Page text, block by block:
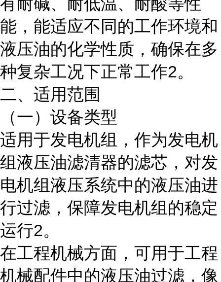
能，能适应不同的工作环境和
液压油的化学性质，确保在多
种复杂工况下正常工作2。
二、适用范围
（一）设备类型
适用于发电机组，作为发电机
组液压油滤清器的滤芯，对发
电机组液压系统中的液压油进
行过滤，保障发电机组的稳定
运行2。
在工程机械方面，可用于工程
机械配件中的液压油过滤，像